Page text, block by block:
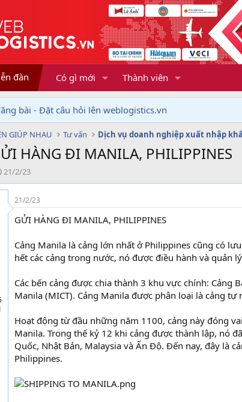
đàn Có gì mới Thành viên
bài - Đặt câu hỏi lên weblogistics.vn
GIÚP NHAU Tư vấn
HÀNG ĐI MANILA, PHILIPPINES
N
g
à
21/2/23
21/2/23
GỬI HÀNG ĐI MANILA, PHILIPPINES
Cảng Manila là cảng lớn nhất ở Philippines cũng có
hết các cảng trong nước, nó được điều hành và quản
Các bến cảng được chia thành 3 khu vực chính: Cảng
Manila (MICT). Cảng Manila được phân loại là cảng
Hoạt động từ đầu những năm 1100, cảng này đóng
Manila. Trong thế kỷ 12 khi cảng được thành lập, nó
Quốc, Nhật Bản, Malaysia và Ấn Độ. Đến nay, đây là
Philippines.